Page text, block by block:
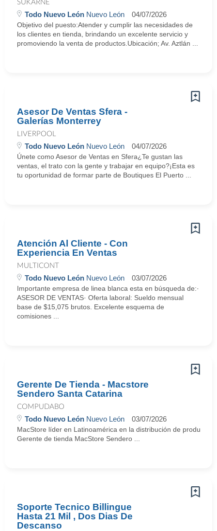
SUKARNE
Todo Nuevo León Nuevo León 04/07/2026
Objetivo del puesto:Atender y cumplir las necesidades de
los clientes en tienda, brindando un excelente servicio y
promoviendo la venta de productos.Ubicación; Av. Aztlán ...
Asesor De Ventas Sfera -
Galerías Monterrey
LIVERPOOL
Todo Nuevo León Nuevo León 04/07/2026
Únete como Asesor de Ventas en Sfera¿Te gustan las
ventas, el trato con la gente y trabajar en equipo?¡Esta es
tu oportunidad de formar parte de Boutiques El Puerto ...
Atención Al Cliente - Con
Experiencia En Ventas
MULTICONT
Todo Nuevo León Nuevo León 03/07/2026
Importante empresa de linea blanca esta en búsqueda de:·
ASESOR DE VENTAS· Oferta laboral: Sueldo mensual
base de $15,075 brutos. Excelente esquema de
comisiones ...
Gerente De Tienda - Macstore
Sendero Santa Catarina
COMPUDABO
Todo Nuevo León Nuevo León 03/07/2026
MacStore líder en Latinoamérica en la distribución de
Gerente de tienda MacStore Sendero ...
Soporte Tecnico Billingue
Hasta 21 Mil , Dos Dias De
Descanso